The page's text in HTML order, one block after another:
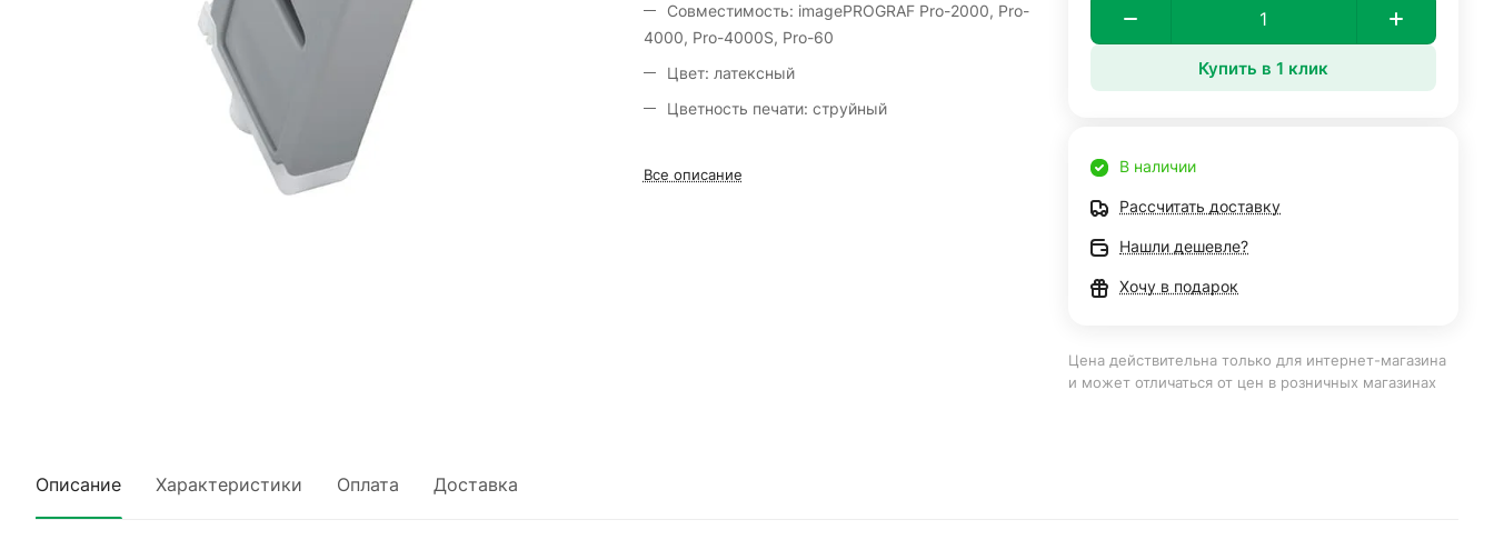
Совместимость: imagePROGRAF Pro-2000, Pro-
4000, Pro-4000S, Pro-60
Цвет: латексный
Цветность печати: струйный
Все описание
Купить в 1 клик
В наличии
Рассчитать доставку
Нашли дешевле?
Хочу в подарок
Цена действительна только для интернет-магазина
и может отличаться от цен в розничных магазинах
Описание Характеристики Оплата Доставка